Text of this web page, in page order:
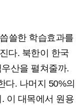
쓸한 학습효과를
다. 북한이 한국
산을 펼쳐줄까.
다. 나머지 50%의
이 대목에서 원용